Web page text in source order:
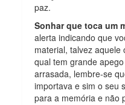
paz.
Sonhar que toca um
alerta indicando que
material, talvez aquele
qual tem grande
arrasada, lembre-se
importava e sim o seu
para a memória e não